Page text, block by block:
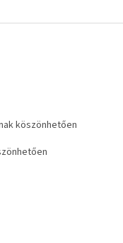
köszönhetően